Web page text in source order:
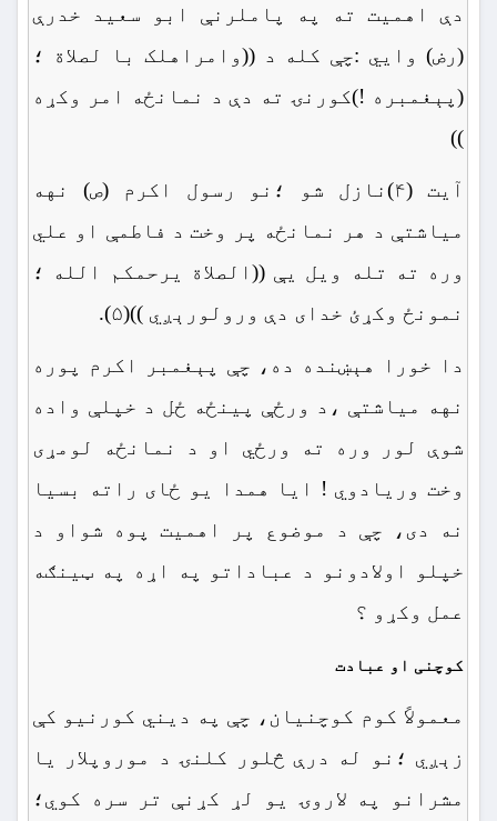
دې اهمیت ته په پاملرنې ابو سعید خدرې
(رض) وایي :چې کله د ((وامراهلک با لصلاة ؛
(پېغمبره !)کورنۍ ته دې د نمانځه امر وکړه
))
آیت (۴)نازل شو ؛نو رسول اکرم (ص) نهه
میاشتې د هر نمانځه پر وخت د فاطمې او علي
وره ته تله ویل یې ((الصلاة یرحمکم الله ؛
نمونځ وکړئ خدای دې ورولورېږي ))(۵).
دا خورا هېښنده ده، چې پېغمبر اکرم پوره
نهه میاشتې ،د ورځې پینځه ځل د خپلې واده
شوې لور وره ته ورځي او د نمانځه لومړی
وخت وریادوي ! ایا همدا یو ځای راته بسیا
نه دی، چې د موضوع پر اهمیت پوه شواو د
خپلو اولادونو د عباداتو په اړه په ټینګه
عمل وکړو ؟
کوچنی او عبادت
معمولاً کوم کوچنیان، چې په دیني کورنیو کې
زېږي ؛نو له درې څلور کلنۍ د موروپلار یا
مشرانو په لاروۍ یو لړ کړنې تر سره کوي؛